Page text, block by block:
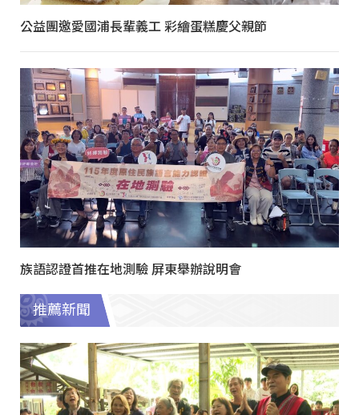
公益團邀愛國浦長輩義工 彩繪蛋糕慶父親節
族語認證首推在地測驗 屏東舉辦說明會
推薦新聞